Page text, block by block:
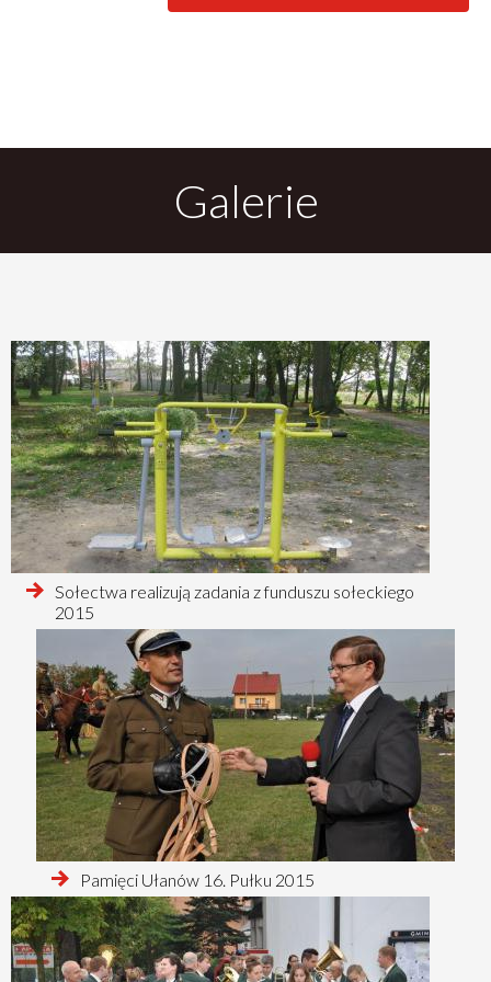
DO
Galerie
czytaj
więcej
o
Sołectwa realizują zadania z funduszu sołeckiego
2015
czytaj
więcej
o
Pamięci Ułanów 16. Pułku 2015